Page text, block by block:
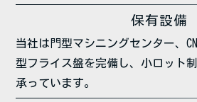
保有設備
当社は門型マシニングセンター、
型フライス盤を完備し、 小ロット
承っています。